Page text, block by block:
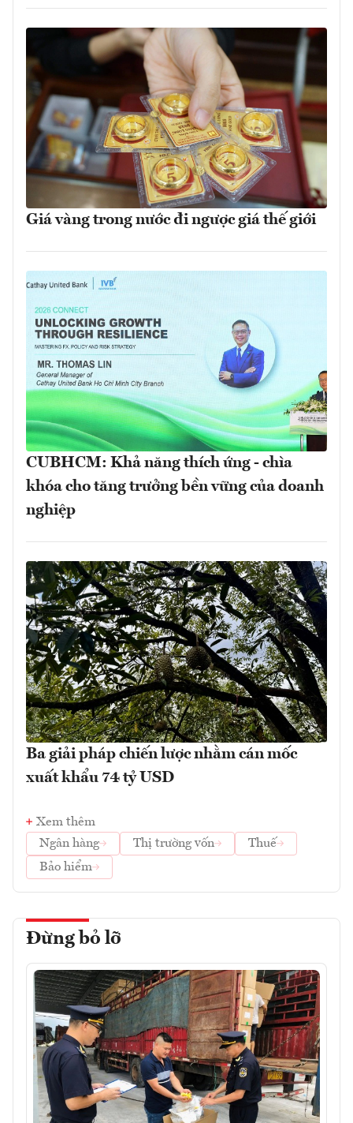
Giá vàng trong nước đi ngược giá thế giới
CUBHCM: Khả năng thích ứng - chìa
khóa cho tăng trưởng bền vững của doanh
nghiệp
Ba giải pháp chiến lược nhằm cán mốc
xuất khẩu 74 tỷ USD
Xem thêm
Ngân hàng
Thị trường vốn
Thuế
Bảo hiểm
Đừng bỏ lỡ